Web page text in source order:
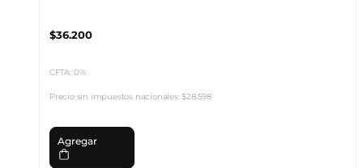
$36.200
CFTA: 0%
Precio sin impuestos nacionales:$28.598
Agregar